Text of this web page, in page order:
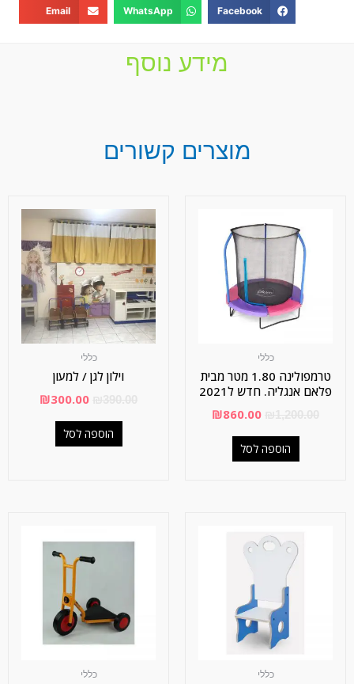
Facebook
WhatsApp
Email
מידע נוסף
מוצרים קשורים
כללי
טרמפולינה 1.80 מטר מבית
פלאם אנגליה. חדש ל2021
₪860.00
הוספה לסל
כללי כללי
כללי
וילון לגן / למעון
₪300.00
הוספה לסל